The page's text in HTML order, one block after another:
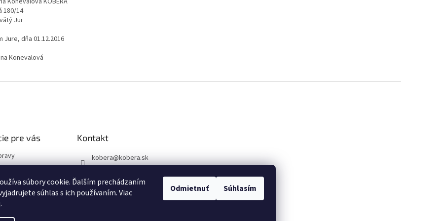
súbory cookie. Ďalším prechádzaním
súhlas s ich používaním. Viac
.
Odmietnuť Súhlasím
180/14
Jur
Jure, dňa 01.12.2016
Konevalová
pre vás
poriadok
Kontakt
kobera@kobera.sk
+421(0)903256446